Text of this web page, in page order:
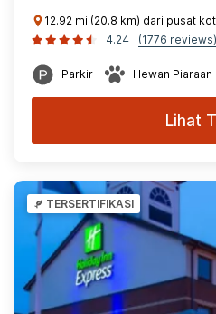
12.92 mi (20.8 km) dari pusat
4.24
(1776 reviews)
Parkir Hewan
Lihat
TERSERTIFIKASI